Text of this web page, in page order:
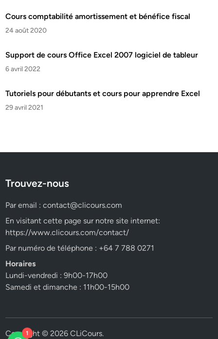
Cours comptabilité amortissement et bénéfice fiscal
24 août 2020
Support de cours Office Excel 2007 logiciel de tableur
6 avril 2022
Tutoriels pour débutants et cours pour apprendre Excel
29 avril 2021
Trouvez-nous
Par email :contact@clicours.com
En visitant cette page sur notre site internet:
https://www.clicours.com/contact/
Par numéro de téléphone : +64 7 788 0271
Horaires
Lundi-vendredi : 9h00-17h00
Samedi et dimanche : 11h00-15h00
Copyright © 2026CLiCours.
1